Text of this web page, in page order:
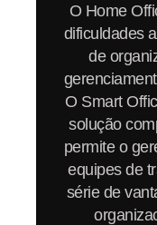
O Home
dificuldades
de
O Smart
solução
permite o
equipes de
série de